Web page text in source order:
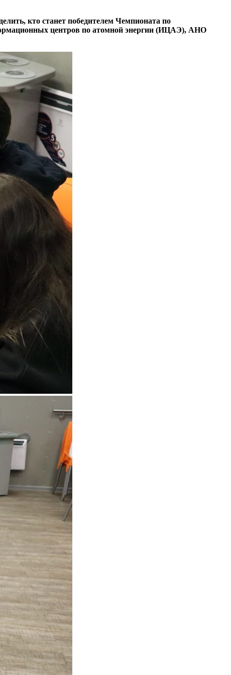
кто станет победителем Чемпионата по
центров по атомной энергии (ИЦАЭ), АНО